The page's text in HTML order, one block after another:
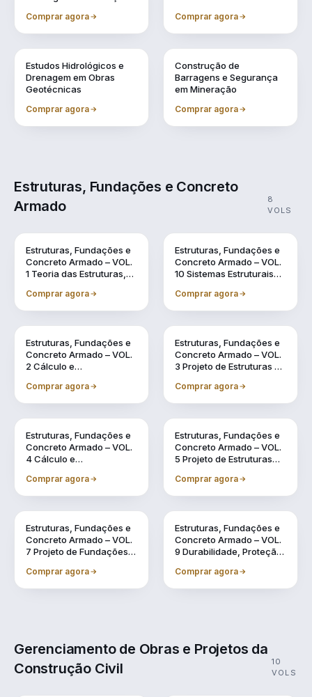
Comprar agora Comprar agora
Estudos Hidrológicos e
Drenagem em Obras
Geotécnicas
Comprar agora
Construção de
Barragens e Segurança
em Mineração
Comprar agora
Estruturas, Fundações e Concreto
Armado
8
VOLS
Estruturas, Fundações e
Concreto Armado – VOL.
1 Teoria das Estruturas,
e o Uso do BIM
Comprar agora
Estruturas, Fundações e
Concreto Armado – VOL.
10 Sistemas Estruturais
Comprar agora
Estruturas, Fundações e
Concreto Armado – VOL.
2 Cálculo e
Estruturas Usuais de
Concreto Armado
Comprar agora
Estruturas, Fundações e
Concreto Armado – VOL.
3 Projeto de Estruturas de
meio de Software BIM
Comprar agora
Estruturas, Fundações e
Concreto Armado – VOL.
4 Cálculo e
Estruturas Pré-
Fabricadas
Comprar agora
Estruturas, Fundações e
Concreto Armado – VOL.
5 Projeto de Estruturas
de Software BIM
Comprar agora
Estruturas, Fundações e
Concreto Armado – VOL.
7 Projeto de Fundações
Comprar agora
Estruturas, Fundações e
Concreto Armado – VOL.
9 Durabilidade, Proteção
Estruturas
Comprar agora
Gerenciamento de Obras e Projetos da
Construção Civil
10
VOLS